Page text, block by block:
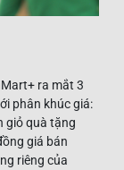
ra mắt 3
phân khúc giá:
giỏ quà tặng
giá bán
riêng của